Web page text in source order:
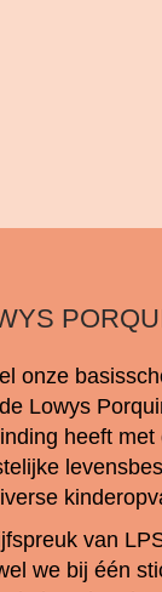
onze
Lowys
heeft
van
we bij één